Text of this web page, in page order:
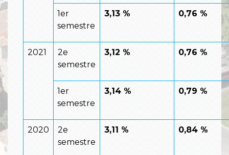
1er
semestre
3,13 % 0,76 %
2021 2e
semestre
3,12 % 0,76 %
1er
semestre
3,14 % 0,79 %
2020 2e
semestre
3,11 % 0,84 %